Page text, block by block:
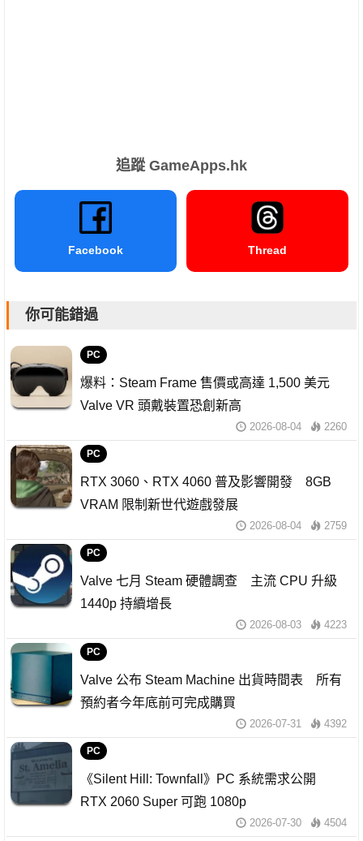
追蹤 GameApps.hk
Facebook Thread
你可能錯過
PC
爆料：Steam Frame 售價或高達 1,500 美元
Valve VR 頭戴裝置恐創新高
2026-08-04 2260
PC
RTX 3060、RTX 4060 普及影響開發 8GB
VRAM 限制新世代遊戲發展
2026-08-04 2759
PC
Valve 七月 Steam 硬體調查 主流 CPU 升級
1440p 持續增長
2026-08-03 4223
PC
Valve 公布 Steam Machine 出貨時間表 所有
預約者今年底前可完成購買
2026-07-31 4392
PC
《Silent Hill: Townfall》PC 系統需求公開
RTX 2060 Super 可跑 1080p
2026-07-30 4504